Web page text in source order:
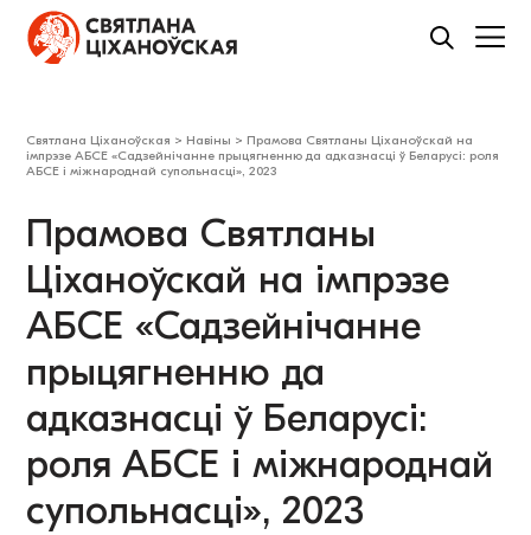
Святлана Ціханоўская > Навіны > Прамова Святланы Ціханоўскай на
імпрэзе АБСЕ «Садзейнічанне прыцягненню да адказнасці ў Беларусі: роля
АБСЕ і міжнароднай супольнасці», 2023
Прамова Святланы
Ціханоўскай на імпрэзе
АБСЕ «Садзейнічанне
прыцягненню да
адказнасці ў Беларусі:
роля АБСЕ і міжнароднай
супольнасці», 2023